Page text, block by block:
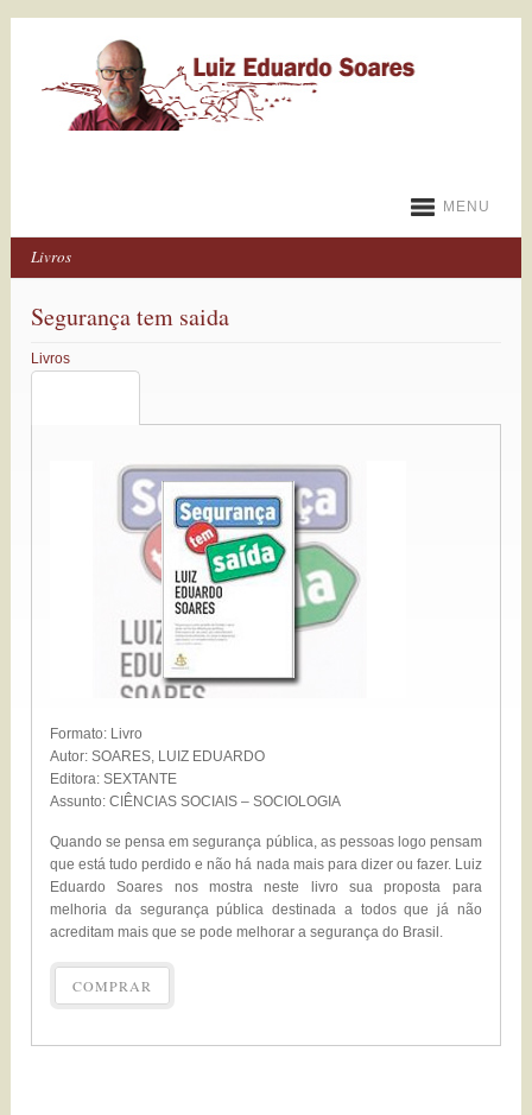
MENU
Livros
Segurança tem saida
Livros
Formato: Livro
Autor: SOARES, LUIZ EDUARDO
Editora: SEXTANTE
Assunto: CIÊNCIAS SOCIAIS – SOCIOLOGIA
Quando se pensa em segurança pública, as pessoas logo pensam
que está tudo perdido e não há nada mais para dizer ou fazer. Luiz
Eduardo Soares nos mostra neste livro sua proposta para
melhoria da segurança pública destinada a todos que já não
acreditam mais que se pode melhorar a segurança do Brasil.
COMPRAR